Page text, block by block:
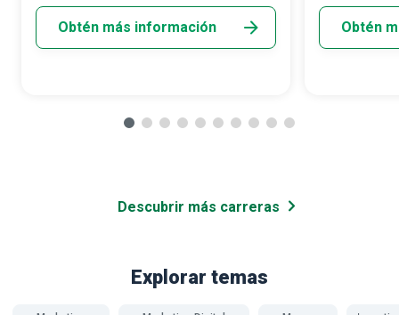
Obtén más información Obtén
Descubrir más carreras
Explorar temas